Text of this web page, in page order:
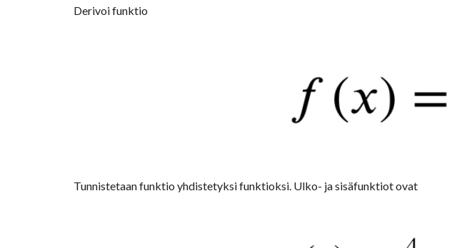
Derivoi funktio
Tunnistetaan funktio yhdistetyksi funktioksi. Ulko- ja sisäfunktiot ovat